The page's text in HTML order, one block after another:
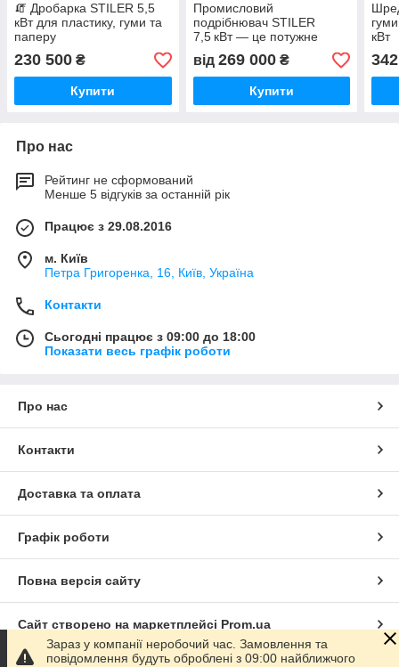
🧯 Дробарка STILER 5,5
кВт для пластику, гуми та
паперу
230 500 ₴
Купити
Промисловий
подрібнювач STILER
7,5 кВт — це потужне
рішення для переробки
пластику, гуми, вторинної
сировини, плівки
від 269 000₴
Купити
кВт
Про нас
Рейтинг не сформований
Менше 5 відгуків за останній рік
Працює з 29.08.2016
м. Київ
Петра Григоренка, 16, Київ, Україна
Контакти
Сьогодні працює з 09:00 до 18:00
Показати весь графік роботи
Про нас
Контакти
Доставка та оплата
Графік роботи
Повна версія сайту
Сайт створено на маркетплейсі Prom.ua
Зараз у компанії неробочий час. Замовлення та
повідомлення будуть оброблені з 09:00 найближчого